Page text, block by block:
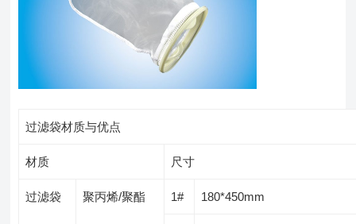
过滤袋材质与优点
材质 尺寸
过滤袋 聚丙烯/聚酯 1# 180*450mm